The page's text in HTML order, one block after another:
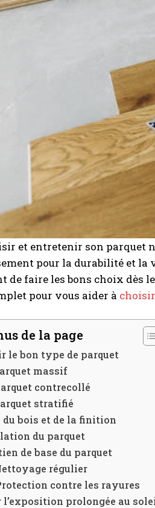
et entretenir son parquet
pour la durabilité et la
de faire les bons choix dès
pour vous aider à
de la page
le bon type de parquet
massif
contrecollé
stratifié
du bois et de la finition
du parquet
de base du parquet
régulier
contre les rayures
prolongée au